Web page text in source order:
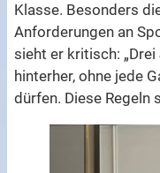
Klasse. Besonders
Anforderungen an
sieht er kritisch:
hinterher, ohne jede
dürfen. Diese Regeln